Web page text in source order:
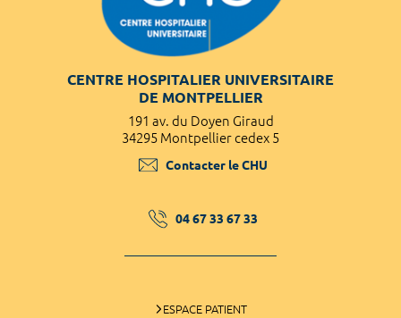
CENTRE HOSPITALIER UNIVERSITAIRE
DE MONTPELLIER
191 av. du Doyen Giraud
34295 Montpellier cedex 5
Contacter le CHU
04 67 33 67 33
ESPACE PATIENT